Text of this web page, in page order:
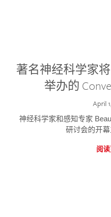
著名神经科学家将
举办的
April
神经科学家和感知专家
研讨会的开
阅